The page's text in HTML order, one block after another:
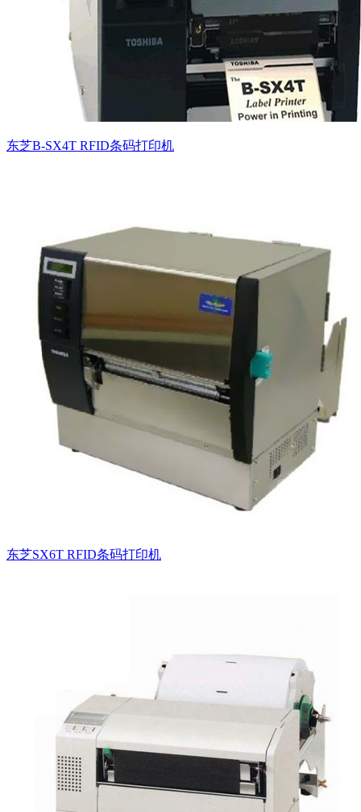
东芝B-SX4T RFID条码打印机
东芝SX6T RFID条码打印机